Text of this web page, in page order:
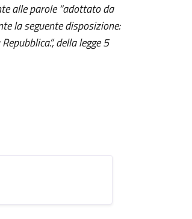
alle parole “adottato da
la seguente disposizione:
della legge 5